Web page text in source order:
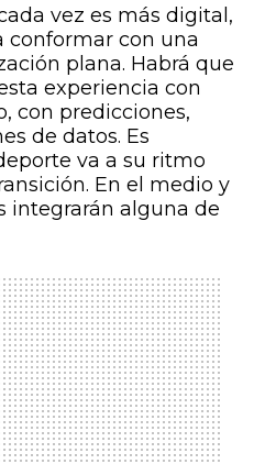
vez es más digital,
conformar con una
plana. Habrá que
experiencia con
con predicciones,
de datos. Es
va a su ritmo
En el medio y
integrarán alguna de